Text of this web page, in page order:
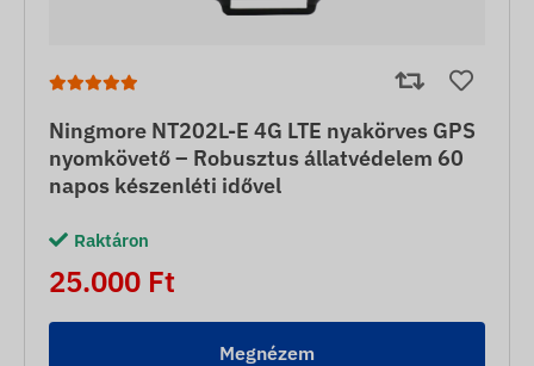
Ningmore NT202L-E 4G LTE nyakörves GPS
nyomkövető – Robusztus állatvédelem 60
napos készenléti idővel
Raktáron
25.000 Ft
Megnézem